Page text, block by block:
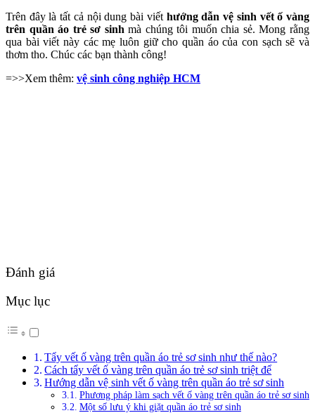
Trên đây là tất cả nội dung bài viết hướng dẫn vệ sinh vết ố vàng
trên quần áo trẻ sơ sinh mà chúng tôi muốn chia sẻ. Mong rằng
qua bài viết này các mẹ luôn giữ cho quần áo của con sạch sẽ và
thơm tho. Chúc các bạn thành công!
=>>Xem thêm: vệ sinh công nghiệp HCM
Đánh giá
Mục lục
Tẩy vết ố vàng trên quần áo trẻ sơ sinh như thế nào?
Cách tẩy vết ố vàng trên quần áo trẻ sơ sinh triệt để
Hướng dẫn vệ sinh vết ố vàng trên quần áo trẻ sơ sinh
Phương pháp làm sạch vết ố vàng trên quần áo trẻ sơ sinh
Một số lưu ý khi giặt quần áo trẻ sơ sinh